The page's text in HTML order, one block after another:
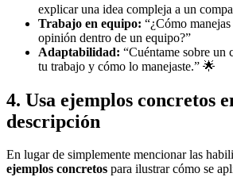
explicar una idea compleja a un
Trabajo en equipo: “¿Cómo
opinión dentro de un equipo?”
Adaptabilidad: “Cuéntame sobre un
tu trabajo y cómo lo manejaste.” 🌟
4. Usa ejemplos concretos
descripción
En lugar de simplemente mencionar las
ejemplos concretos para ilustrar cómo se